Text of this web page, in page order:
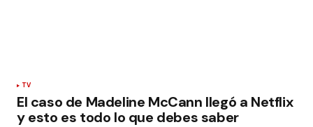
TV
El caso de Madeline McCann llegó a Netflix
y esto es todo lo que debes saber